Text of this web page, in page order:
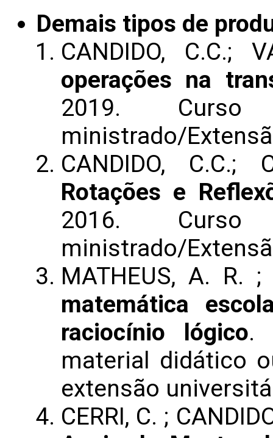
Demais tipos de
CANDIDO, C.C.;
operações na
2019.
ministrado/
CANDIDO,
Rotações e
2016.
ministrado/
MATHEUS, A. R.
matemática
raciocínio lógico.
material didático
extensão
CERRI, C. ;